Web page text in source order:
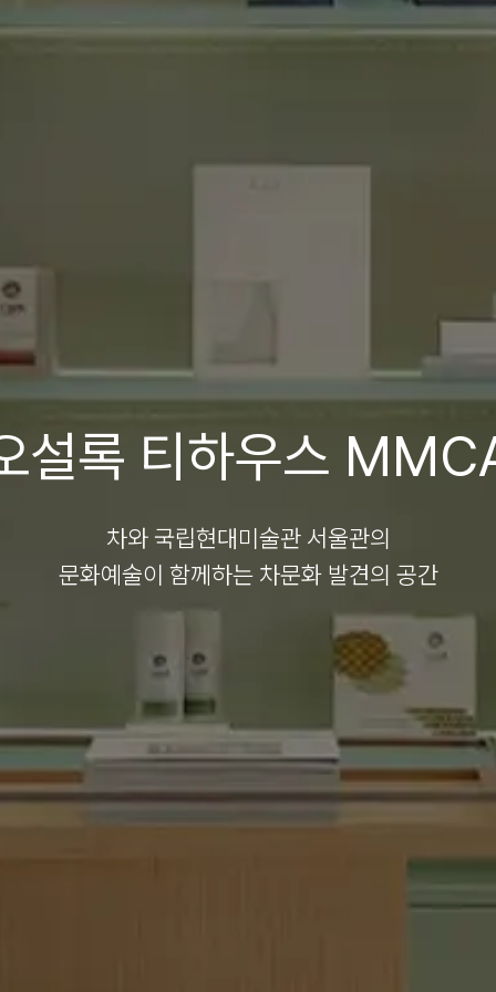
설록 티하우스
차와 국립현대미술관 서울관의
문화예술이 함께하는 차문화 발견의 공간